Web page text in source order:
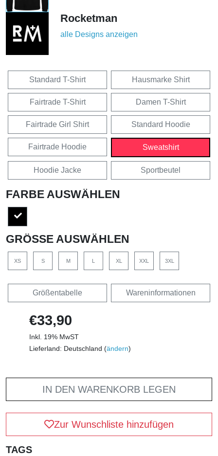
Rocketman
alle Designs anzeigen
Standard T-Shirt Hausmarke Shirt
Fairtrade T-Shirt Damen T-Shirt
Fairtrade Girl Shirt Standard Hoodie
Fairtrade Hoodie Sweatshirt
Hoodie Jacke Sportbeutel
FARBE AUSWÄHLEN
GRÖSSE AUSWÄHLEN
XS S M XL XXL 3XL
Größentabelle Wareninformationen
€33,90
Inkl. 19% MwST
Lieferland: Deutschland (ändern)
IN DEN WARENKORB LEGEN
Zur Wunschliste hinzufügen
TAGS